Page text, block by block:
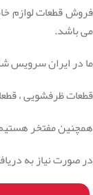
فروش قطعات لوازم
می باشد.
ما در ایران سرویس
قطعات ظرفشویی ،
همچنین مفتخر
در صورت نیاز به